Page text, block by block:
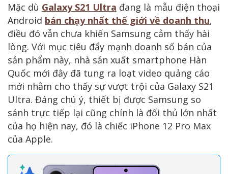
Mặc dù Galaxy S21 Ultra đang là mẫu điện thoại
Android bán chạy nhất thế giới về doanh thu,
điều đó vẫn chưa khiến Samsung cảm thấy hài
lòng. Với mục tiêu đẩy mạnh doanh số bán của
sản phẩm này, nhà sản xuất smartphone Hàn
Quốc mới đây đã tung ra loạt video quảng cáo
mới nhằm cho thấy sự vượt trội của Galaxy S21
Ultra. Đáng chú ý, thiết bị được Samsung so
sánh trực tiếp lại cũng chính là đối thủ lớn nhất
của họ hiện nay, đó là chiếc iPhone 12 Pro Max
của Apple.